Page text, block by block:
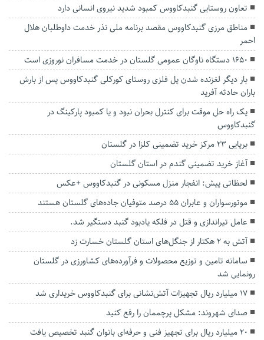
تعاون روستایی گنبدکاووس کمبود شدید نیروی انسانی دارد
مناطق مرزی گنبدکاووس مقصد برنامه ملی نذر خدمت داوطلبان هلال
احمر
۱۶۵۰ دستگاه ناوگان عمومی گلستان در خدمت مسافران نوروزی است
بار دیگر لغزنده شدن پل فلزی روستای کورکلی گنبدکاووس پس از بارش
باران حادثه آفرید
یک راه حل موقت برای کنترل‌ بحران نبود و یا کمبود پارکینگ در‌
گنبدکاووس
برپایی ۲۳ مرکز خرید تضمینی کلزا در گلستان
آغاز خرید تضمینی گندم در استان گلستان
لحظاتی پیش: انفجار منزل مسکونی در گنبدکاووس +عکس
موتورسواران و عابران ۵۵ درصد متوفیان جاده‌های گلستان هستند
عامل تیراندازی و قتل در فلکه یادبود گنبد دستگیر شد.
آتش به ۲ هکتار از جنگل‌های استان گلستان خسارت زد
سامانه تامین و توزیع محصولات و فرآورده‌های کشاورزی در گلستان
رونمایی شد
۱۷ میلیارد ریال تجهیزات آتش‌نشانی برای گنبدکاووس خریداری شد
صدای شهروند: مشکل پرچممان را رفع کنید
۲۰ میلیارد ریال برای تجهیز فنی و حرفه‌ای بانوان گنبد تخصیص یافت